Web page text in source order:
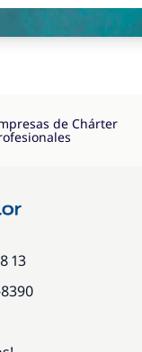
de Chárter
13